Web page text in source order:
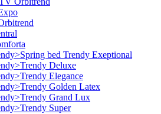
bed Trendy Exeptional
Deluxe
Elegance
Golden Latex
Grand Lux
Super